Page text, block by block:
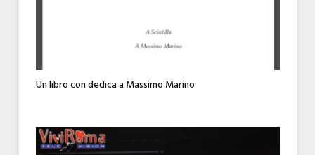
Un libro con dedica a Massimo Marino